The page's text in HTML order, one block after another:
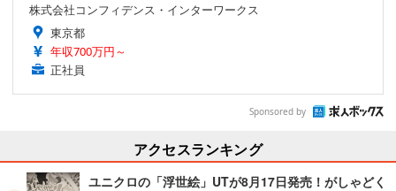
株式会社コンフィデンス・インターワークス
東京都
年収700万円～
正社員
Sponsored by
アクセスランキング
ユニクロの「浮世絵」UTが8月17日発売！がしゃどく